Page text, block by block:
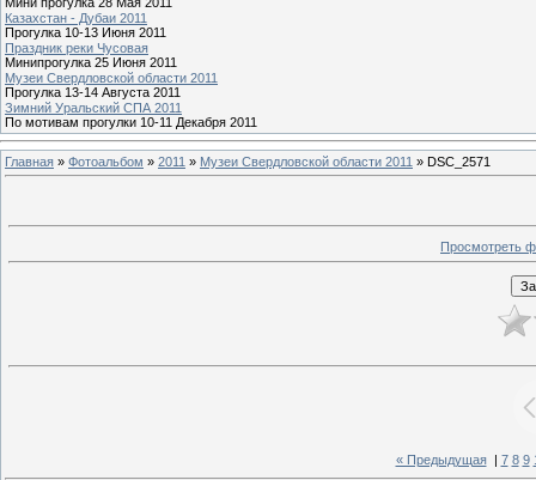
Казахстан - Дубаи 2011
Прогулка 10-13 Июня 2011
Праздник реки Чусовая
Минипрогулка 25 Июня 2011
Музеи Свердловской области 2011
Прогулка 13-14 Августа 2011
Зимний Уральский СПА 2011
По мотивам прогулки 10-11 Декабря 2011
Главная » Фотоальбом » 2011 » Музеи Свердловской области 2011 » DSC_2571
Просмотреть
« Предыдущая| 7 8 9